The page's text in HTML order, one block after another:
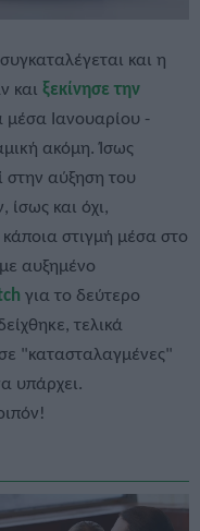
και η
και ξεκίνησε την
μέσα Ιανουαρίου -
ακόμη. Ίσως
στην αύξηση του
ίσως και όχι,
στιγμή μέσα στο
αυξημένο
για το δεύτερο
τελικά
"κατασταλαγμένες"
υπάρχει.